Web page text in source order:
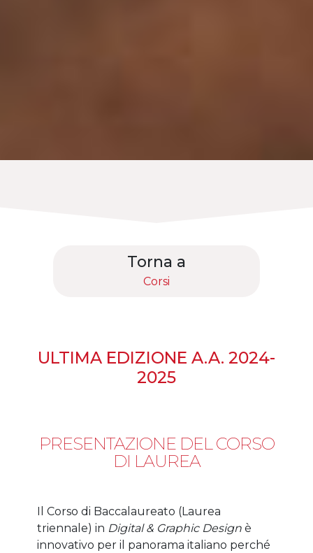
Torna a
Corsi
ULTIMA EDIZIONE A.A. 2024-
2025
PRESENTAZIONE DEL CORSO
DI LAUREA
Il Corso di Baccalaureato (Laurea
triennale) in Digital & Graphic Designè
innovativo per il panorama italiano perché